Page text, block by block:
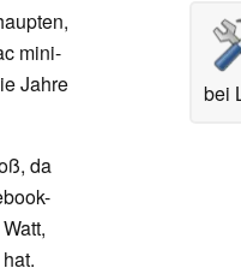
bei
mini-
Jahre
da